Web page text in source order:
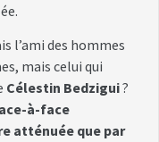
l’ami des hommes
mais celui qui
Célestin Bedzigui?
à-face
atténuée que par